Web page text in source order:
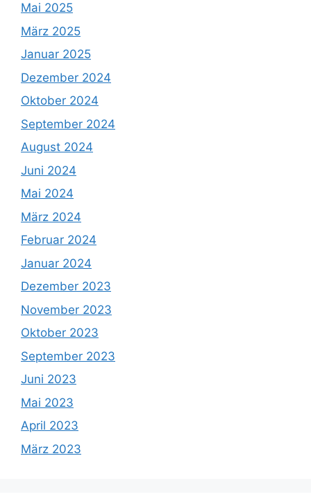
Mai 2025
März 2025
Januar 2025
Dezember 2024
Oktober 2024
September 2024
August 2024
Juni 2024
Mai 2024
März 2024
Februar 2024
Januar 2024
Dezember 2023
November 2023
Oktober 2023
September 2023
Juni 2023
Mai 2023
April 2023
März 2023